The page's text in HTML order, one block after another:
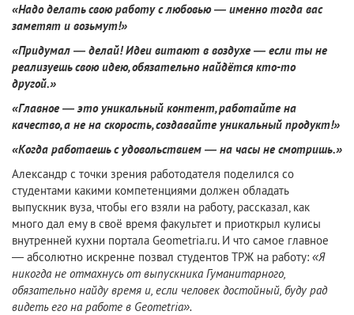
«Надо делать свою работу с любовью — именно тогда вас
заметят и возьмут!»
«Придумал — делай! Идеи витают в воздухе — если ты не
реализуешь свою идею, обязательно найдётся кто-то
другой.»
«Главное — это уникальный контент, работайте на
качество, а не на скорость, создавайте уникальный продукт!»
«Когда работаешь с удовольствием — на часы не смотришь.»
Александр с точки зрения работодателя поделился со
студентами какими компетенциями должен обладать
выпускник вуза, чтобы его взяли на работу, рассказал, как
много дал ему в своё время факультет и приоткрыл кулисы
внутренней кухни портала Geometria.ru. И что самое главное
— абсолютно искренне позвал студентов ТРЖ на работу: «Я
никогда не отмахнусь от выпускника Гуманитарного,
обязательно найду время и, если человек достойный, буду рад
видеть его на работе в Geometria».